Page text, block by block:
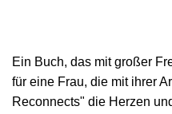
Ein Buch, das mit großer
für eine Frau, die mit ihrer
Reconnects" die Herzen